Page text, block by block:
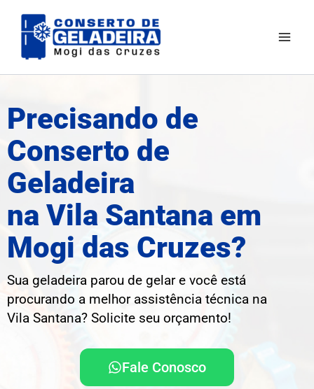
para
Precisando de
Conserto de
Geladeira
na Vila Santana em
Mogi das Cruzes?
Sua geladeira parou de gelar e você está
procurando a melhor assistência técnica na
Vila Santana? Solicite seu orçamento!
Fale Conosco